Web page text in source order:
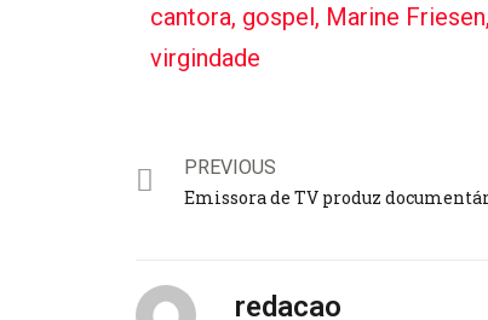
cantora, gospel, Marine Friesen,
virgindade
PREVIOUS
redacao